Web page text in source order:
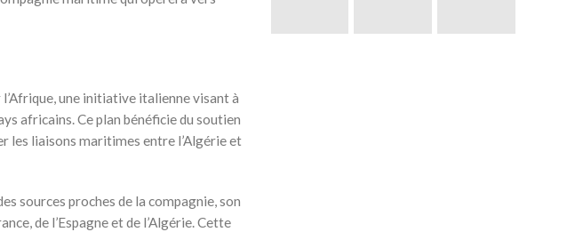
une initiative italienne visant à
africains. Ce plan bénéficie du soutien
les liaisons maritimes entre l’Algérie et
sources proches de la compagnie, son
de l’Espagne et de l’Algérie. Cette